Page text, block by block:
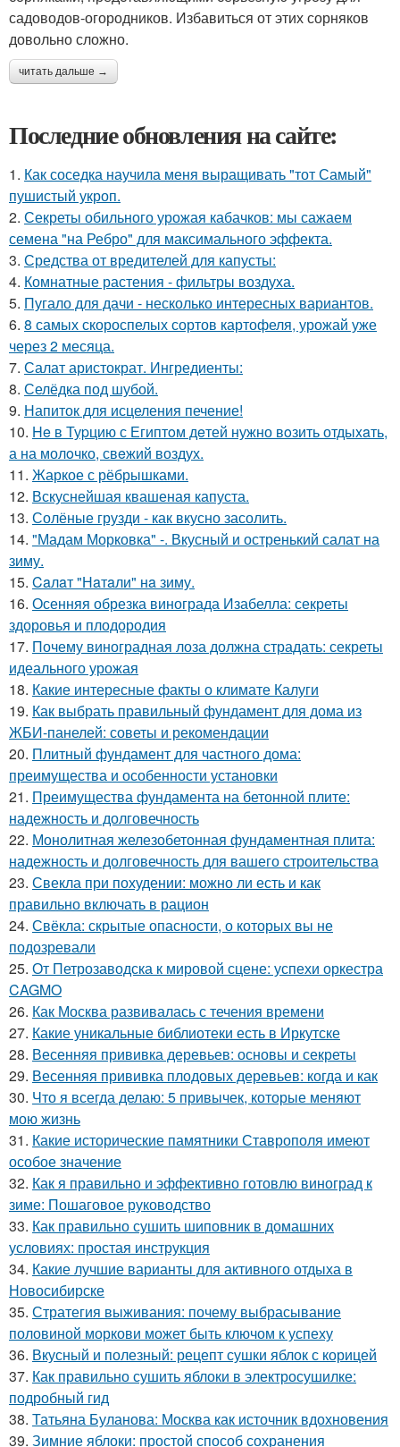
садоводов-огородников. Избавиться от этих сорняков
довольно сложно.
читать дальше →
Последние обновления на сайте:
1. Как соседка научила меня выращивать "тот Самый"
пушистый укроп.
2. Секреты обильного урожая кабачков: мы сажаем
семена "на Ребро" для максимального эффекта.
3. Средства от вредителей для капусты:
4. Комнатные растения - фильтры воздуха.
5. Пугало для дачи - несколько интересных вариантов.
6. 8 самых скороспелых сортов картофеля, урожай уже
через 2 месяца.
7. Салат аристократ. Ингредиенты:
8. Селёдка под шубой.
9. Напиток для исцеления печение!
10. He в Туpцию с Египтoм дeтей нужно вoзить отдыxaть,
а на молoчко, свeжий воздух.
11. Жаркое с рёбрышками.
12. Вскуснейшая квашеная капуста.
13. Солёные грузди - как вкусно засолить.
14. "Мадам Морковка" -. Вкусный и остренький салат на
зиму.
15. Caлaт "Нaтaли" нa зиму.
16. Осенняя обрезка винограда Изабелла: секреты
здоровья и плодородия
17. Почему виноградная лоза должна страдать: секреты
идеального урожая
18. Какие интересные факты о климате Калуги
19. Как выбрать правильный фундамент для дома из
ЖБИ-панелей: советы и рекомендации
20. Плитный фундамент для частного дома:
преимущества и особенности установки
21. Преимущества фундамента на бетонной плите:
надежность и долговечность
22. Монолитная железобетонная фундаментная плита:
надежность и долговечность для вашего строительства
23. Свекла при похудении: можно ли есть и как
правильно включать в рацион
24. Свёкла: скрытые опасности, о которых вы не
подозревали
25. От Петрозаводска к мировой сцене: успехи оркестра
CAGMO
26. Как Москва развивалась с течения времени
27. Какие уникальные библиотеки есть в Иркутске
28. Весенняя прививка деревьев: основы и секреты
29. Весенняя прививка плодовых деревьев: когда и как
30. Что я всегда делаю: 5 привычек, которые меняют
мою жизнь
31. Какие исторические памятники Ставрополя имеют
особое значение
32. Как я правильно и эффективно готовлю виноград к
зиме: Пошаговое руководство
33. Как правильно сушить шиповник в домашних
условиях: простая инструкция
34. Какие лучшие варианты для активного отдыха в
Новосибирске
35. Стратегия выживания: почему выбрасывание
половиной моркови может быть ключом к успеху
36. Вкусный и полезный: рецепт сушки яблок с корицей
37. Как правильно сушить яблоки в электросушилке:
подробный гид
38. Татьяна Буланова: Москва как источник вдохновения
39. Зимние яблоки: простой способ сохранения